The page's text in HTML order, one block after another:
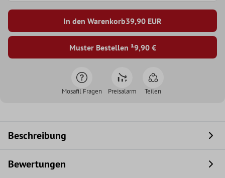
In den Warenkorb39,90 EUR
Muster Bestellen ¹9,90 €
Mosafil Fragen Preisalarm Teilen
Beschreibung
Bewertungen